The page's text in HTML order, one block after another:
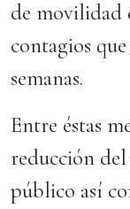
de movilidad
contagios
semanas.
Entre éstas
reducción
público así